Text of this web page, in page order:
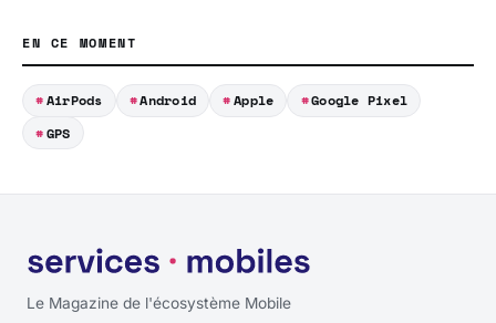
EN CE MOMENT
AirPods Android Apple
Google Pixel
GPS
Le Magazine de l'écosystème Mobile